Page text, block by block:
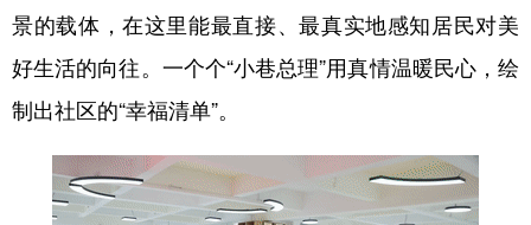
景的载体，在这里能最直接、最真实地感知居民对美
好生活的向往。一个个“小巷总理”用真情温暖民心，绘
制出社区的“幸福清单”。